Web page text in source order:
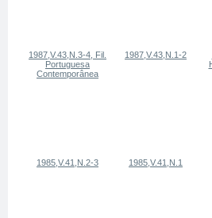
1987,V.43,N.3-4, Fil.
Portuguesa
Contemporânea
1987,V.43,N.1-2
1985,V.41,N.2-3 1985,V.41,N.1